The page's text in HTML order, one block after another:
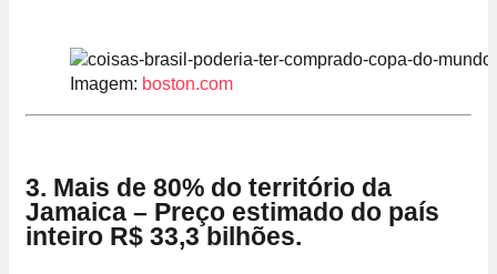
Imagem: boston.com
3. Mais de 80% do território da
Jamaica – Preço estimado do país
inteiro R$ 33,3 bilhões.